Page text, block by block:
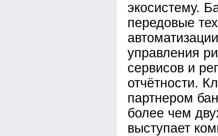
экосистему.
передовые
управления
сервисов и
отчётности.
партнером
более чем
выступает